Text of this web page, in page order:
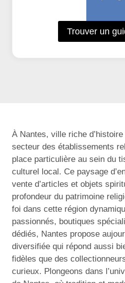
Trouver un
À Nantes, ville riche
secteur des établissements
place particulière au sein du
culturel local. Ce paysage
vente d’articles et objets
profondeur du patrimoine
foi dans cette région
passionnés, boutiques
dédiés, Nantes propose
diversifiée qui répond aussi
fidèles que des
curieux. Plongeons dans